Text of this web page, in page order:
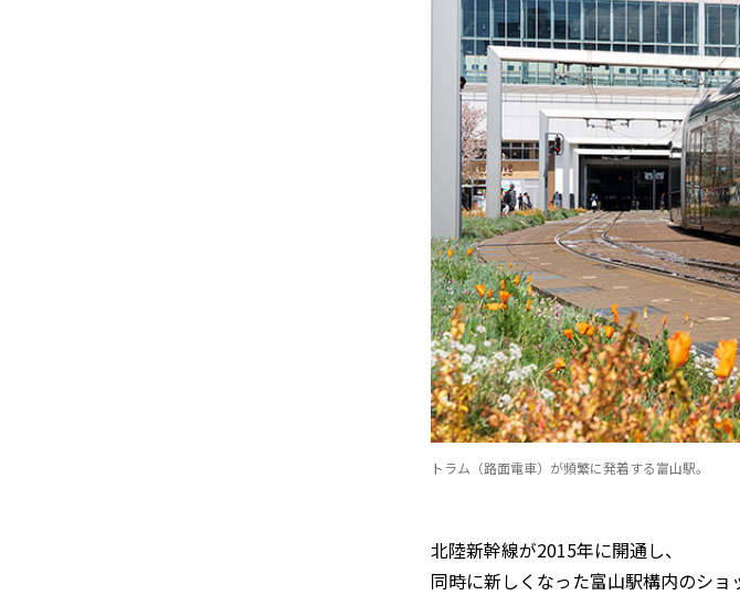
トラム（路面電車）が頻繁に発着する富山駅。
北陸新幹線が2015年に開通し、
同時に新しくなった富山駅構内のショ